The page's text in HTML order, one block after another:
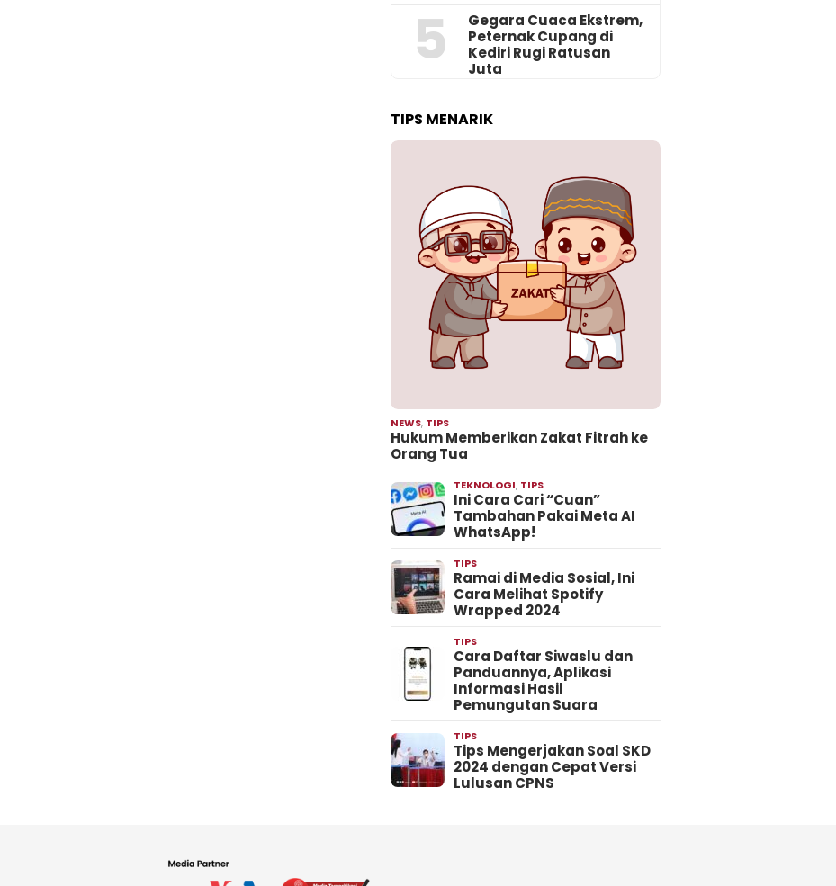
5
‎Gegara Cuaca Ekstrem,
Peternak Cupang di
Kediri Rugi Ratusan
Juta
TIPS MENARIK
NEWS, TIPS
Hukum Memberikan Zakat Fitrah ke
Orang Tua
TEKNOLOGI, TIPS
Ini Cara Cari “Cuan”
Tambahan Pakai Meta AI
WhatsApp!
TIPS
Ramai di Media Sosial, Ini
Cara Melihat Spotify
Wrapped 2024
TIPS
Cara Daftar Siwaslu dan
Panduannya, Aplikasi
Informasi Hasil
Pemungutan Suara
TIPS
Tips Mengerjakan Soal SKD
2024 dengan Cepat Versi
Lulusan CPNS